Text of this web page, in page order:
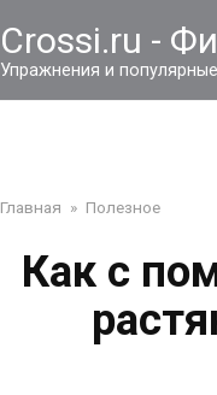
Crossi.ru -
Упражнения и
Главная » Полезное
Как с